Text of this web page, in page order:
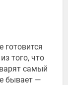
того, что
самый
бывает —